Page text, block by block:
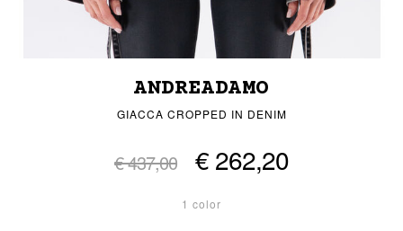
ANDREADAMO
GIACCA CROPPED IN DENIM
€ 437,00 € 262,20
1 color